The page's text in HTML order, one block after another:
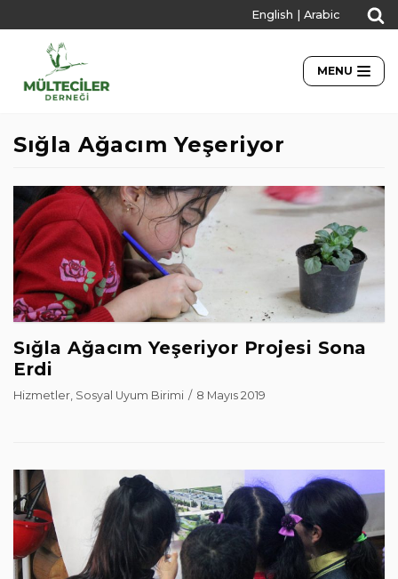
English Arabic
MENU
Sığla Ağacım Yeşeriyor
Sığla Ağacım Yeşeriyor Projesi Sona
Erdi
Hizmetler Sosyal Uyum Birimi 8 Mayıs 2019